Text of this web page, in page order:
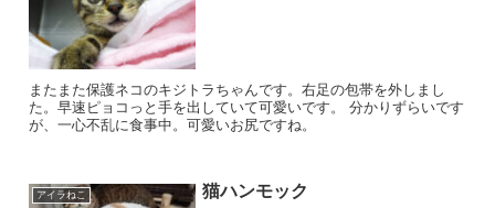
またまた保護ネコのキジトラちゃんです。右足の包帯を外しまし
た。早速ピョコっと手を出していて可愛いです。 分かりずらいです
が、一心不乱に食事中。可愛いお尻ですね。
アイラねこ 猫ハンモック